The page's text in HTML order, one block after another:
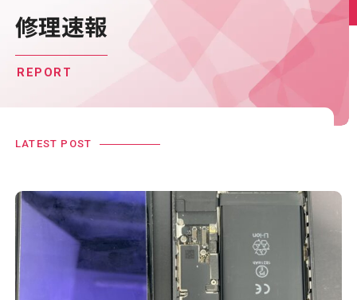
修理速報
REPORT
LATEST POST